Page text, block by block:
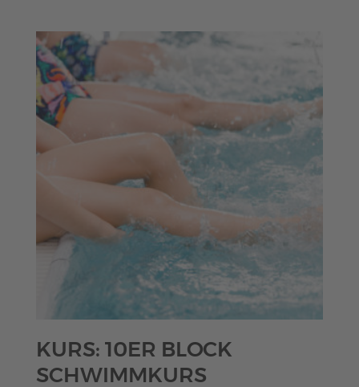
KURS: 10ER BLOCK
SCHWIMMKURS